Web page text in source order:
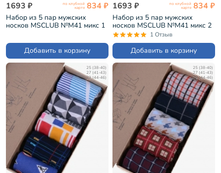
1693 ₽ по клубной
карте 834 ₽
Набор из 5 пар мужских
носков MSCLUB №М41 микс 1
Добавить в корзину
1693 ₽ по клубной
карте 834 ₽
Набор из 5 пар мужских
носков MSCLUB №М41 микс 2
(ВИ5-НМ41)1 Отзыв
Добавить в корзину
25 (38-40)
27 (41-43)
29 (44-46)
25 (38-40)
27 (41-43)
29 (44-46)